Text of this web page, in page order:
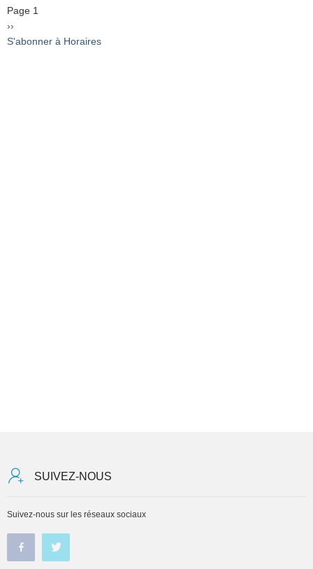
Pagination
Page 1
Page
suivante
››
S'abonner à Horaires
SUIVEZ-NOUS
Suivez-nous sur les réseaux sociaux